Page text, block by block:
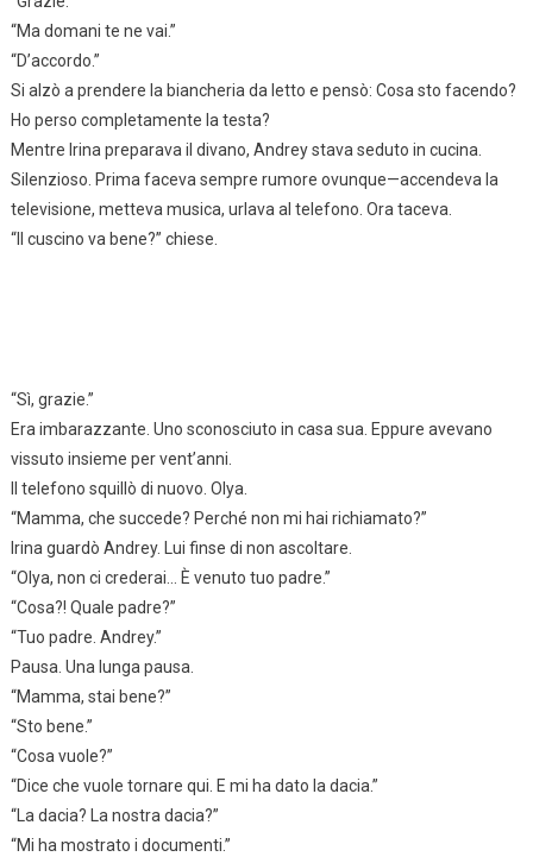
“Ma domani te ne vai.”
“D’accordo.”
Si alzò a prendere la biancheria da letto e pensò: Cosa sto facendo?
Ho perso completamente la testa?
Mentre Irina preparava il divano, Andrey stava seduto in cucina.
Silenzioso. Prima faceva sempre rumore ovunque—accendeva la
televisione, metteva musica, urlava al telefono. Ora taceva.
“Il cuscino va bene?” chiese.
“Sì, grazie.”
Era imbarazzante. Uno sconosciuto in casa sua. Eppure avevano
vissuto insieme per vent’anni.
Il telefono squillò di nuovo. Olya.
“Mamma, che succede? Perché non mi hai richiamato?”
Irina guardò Andrey. Lui finse di non ascoltare.
“Olya, non ci crederai… È venuto tuo padre.”
“Cosa?! Quale padre?”
“Tuo padre. Andrey.”
Pausa. Una lunga pausa.
“Mamma, stai bene?”
“Sto bene.”
“Cosa vuole?”
“Dice che vuole tornare qui. E mi ha dato la dacia.”
“La dacia? La nostra dacia?”
“Mi ha mostrato i documenti.”